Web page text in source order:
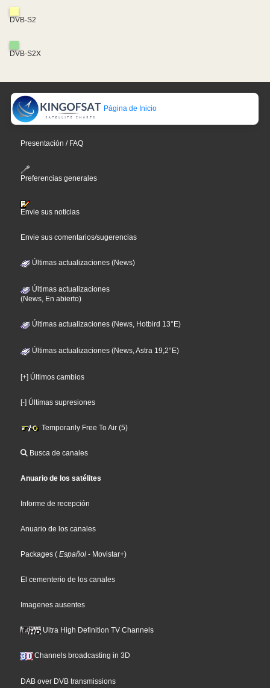
DVB-S2
DVB-S2X
Página de Inicio
Presentación / FAQ
Preferencias generales
Envie sus noticias
Envie sus comentarios/sugerencias
Últimas actualizaciones (News)
Últimas actualizaciones
(News, En abierto)
Últimas actualizaciones (News, Hotbird 13°E)
Últimas actualizaciones (News, Astra 19,2°E)
[+] Últimos cambios
[-] Últimas supresiones
Temporarily Free To Air (5)
Busca de canales
Anuario de los satélites
Informe de recepción
Anuario de los canales
Packages ( Español - Movistar+)
El cementerio de los canales
Imagenes ausentes
Ultra High Definition TV Channels
Channels broadcasting in 3D
DAB over DVB transmissions